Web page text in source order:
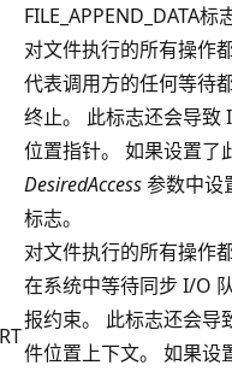
FILE_APPEND_DATA标
对文件执行的所有操作
代表调用方的任何等待
终止。 此标志还会导致
位置指针。 如果设置了
DesiredAccess参数中设
标志。
对文件执行的所有操作
在系统中等待同步 I/O
报约束。 此标志还会导
件位置上下文。 如果设